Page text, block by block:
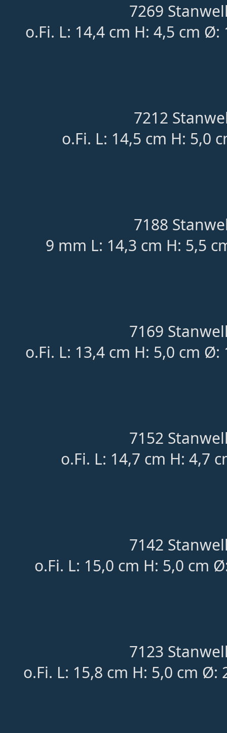
7269
o.Fi. L: 14,4 cm H: 4,5 cm
7212
o.Fi. L: 14,5 cm H: 5,0
7188
9 mm L: 14,3 cm H: 5,5
7169
o.Fi. L: 13,4 cm H: 5,0 cm
7152
o.Fi. L: 14,7 cm H: 4,7
7142
o.Fi. L: 15,0 cm H: 5,0 cm
7123
o.Fi. L: 15,8 cm H: 5,0 cm